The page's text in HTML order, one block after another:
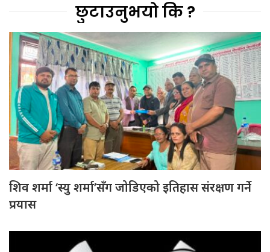
छुटाउनुभयो कि ?
शिव शर्मा ‘स्यु शर्मा’सँग जोडिएको इतिहास संरक्षण गर्ने
प्रयास